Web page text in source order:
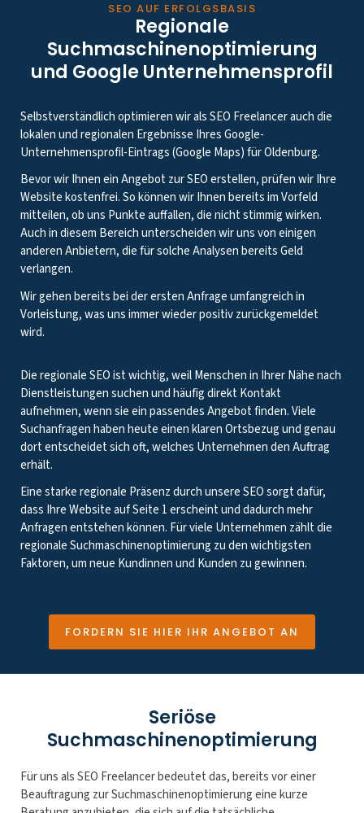
SEO AUF ERFOLGSBASIS
Regionale
Suchmaschinenoptimierung
und Google Unternehmensprofil
Selbstverständlich optimieren wir als SEO Freelancer auch die
lokalen und regionalen Ergebnisse Ihres Google-
Unternehmensprofil-Eintrags (Google Maps) für Oldenburg.
Bevor wir Ihnen ein Angebot zur SEO erstellen, prüfen wir Ihre
Website kostenfrei. So können wir Ihnen bereits im Vorfeld
mitteilen, ob uns Punkte auffallen, die nicht stimmig wirken.
Auch in diesem Bereich unterscheiden wir uns von einigen
anderen Anbietern, die für solche Analysen bereits Geld
verlangen.
Wir gehen bereits bei der ersten Anfrage umfangreich in
Vorleistung, was uns immer wieder positiv zurückgemeldet
wird.
Die regionale SEO ist wichtig, weil Menschen in Ihrer Nähe nach
Dienstleistungen suchen und häufig direkt Kontakt
aufnehmen, wenn sie ein passendes Angebot finden. Viele
Suchanfragen haben heute einen klaren Ortsbezug und genau
dort entscheidet sich oft, welches Unternehmen den Auftrag
erhält.
Eine starke regionale Präsenz durch unsere SEO sorgt dafür,
dass Ihre Website auf Seite 1 erscheint und dadurch mehr
Anfragen entstehen können. Für viele Unternehmen zählt die
regionale Suchmaschinenoptimierung zu den wichtigsten
Faktoren, um neue Kundinnen und Kunden zu gewinnen.
FORDERN SIE HIER IHR ANGEBOT AN
Seriöse
Suchmaschinenoptimierung
Für uns als SEO Freelancer bedeutet das, bereits vor einer
Beauftragung zur Suchmaschinenoptimierung eine kurze